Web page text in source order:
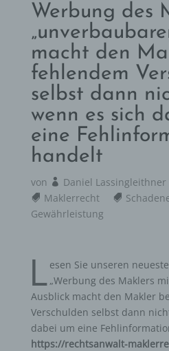
Werbung des
macht den
fehlendem
selbst dann
wenn es sich
eine
handelt
von Daniel Lassingleithner
Maklerrecht
Gewährleistung
L esen Sie unseren
„Werbung des Maklers
Ausblick macht den Makler
Verschulden selbst dann
dabei um eine
https://rechtsanwalt-